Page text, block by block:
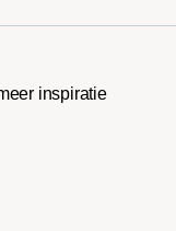
inspiratie